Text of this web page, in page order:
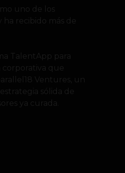
uno de los
recibido más de
TalentApp para
que
Ventures, un
sólida de
ya curada.